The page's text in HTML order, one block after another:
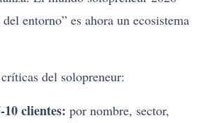
entorno” es ahora un ecosistema
del solopreneur:
clientes: por nombre, sector,